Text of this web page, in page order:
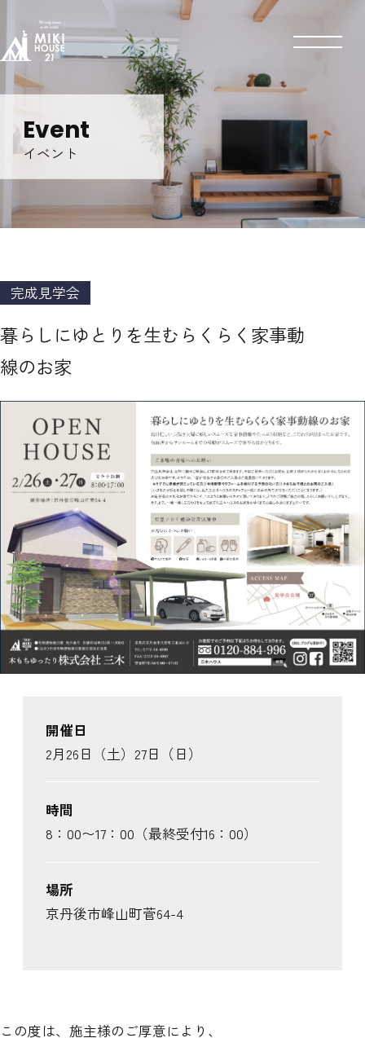
Event
イベント
完成見学会
暮らしにゆとりを生むらくらく家事動
線のお家
開催日
2月26日（土）27日（日）
時間
8：00〜17：00（最終受付16：00）
場所
京丹後市峰山町菅64-4
この度は、施主様のご厚意により、